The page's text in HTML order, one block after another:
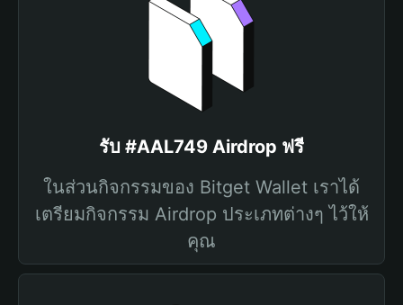
รับ #AAL749 Airdrop ฟรี
ในส่วนกิจกรรมของ Bitget Wallet เราได้
เตรียมกิจกรรม Airdrop ประเภทต่างๆ ไว้ให้
คุณ